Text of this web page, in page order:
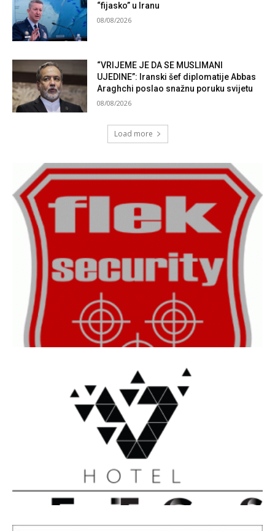
“fijasko” u Iranu
08/08/2026
“VRIJEME JE DA SE MUSLIMANI
UJEDINE”: Iranski šef diplomatije Abbas
Araghchi poslao snažnu poruku svijetu
08/08/2026
Load more